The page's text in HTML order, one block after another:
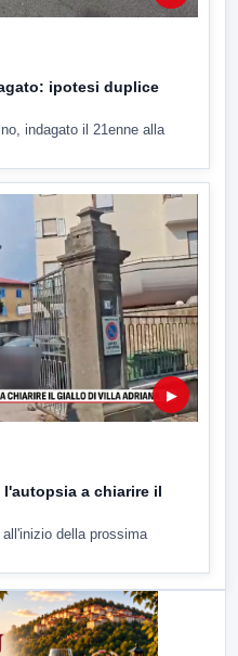
ipotesi duplice
indagato il 21enne alla
▶
l'autopsia a chiarire il
della prossima